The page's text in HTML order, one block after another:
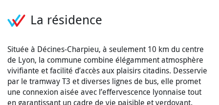
La résidence
Située à Décines-Charpieu, à seulement 10 km du centre
de Lyon, la commune combine élégamment atmosphère
vivifiante et facilité d’accès aux plaisirs citadins. Desservie
par le tramway T3 et diverses lignes de bus, elle promet
une connexion aisée avec l’effervescence lyonnaise tout
en garantissant un cadre de vie paisible et verdoyant.